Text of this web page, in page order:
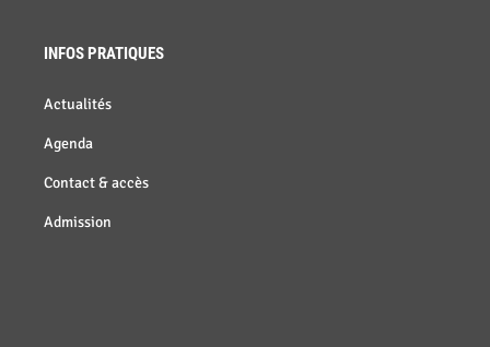
INFOS PRATIQUES
Actualités
Agenda
Contact & accès
Admission